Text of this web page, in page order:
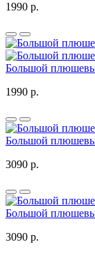
1990 р.
Большой
1990 р.
Большой
3090 р.
Большой
3090 р.